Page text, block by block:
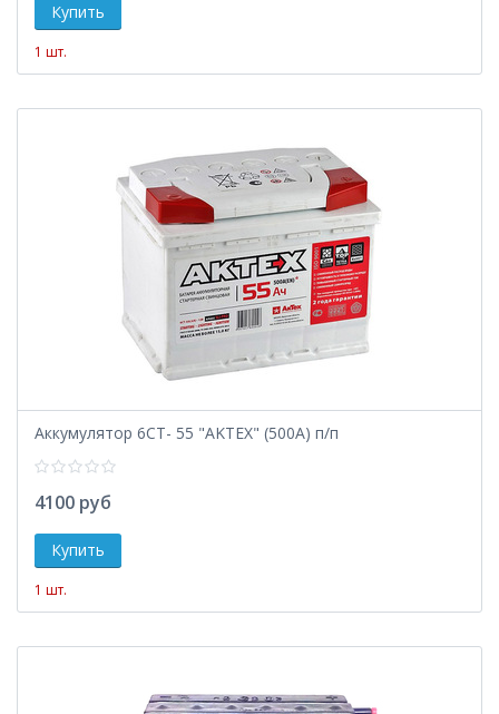
1 шт.
Аккумулятор 6СТ- 55 "AKTEX" (500А) п/п
4100 руб
1 шт.